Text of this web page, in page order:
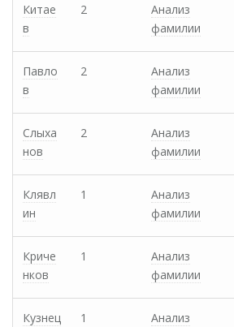
Китае
в
2
Анализ
фамилии
Павло
в
2
Анализ
фамилии
Слыха
нов
2
Анализ
фамилии
Клявл
ин
1
Анализ
фамилии
Криче
нков
1
Анализ
фамилии
Кузнец
1
Анализ